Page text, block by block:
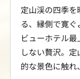
定山渓の四季
る、縁側で寛
ビューホテル
しない贅沢。
的な景色に触れ